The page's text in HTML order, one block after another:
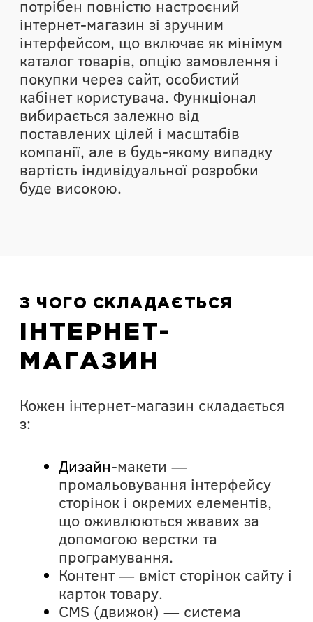
потрібен повністю настроєний
інтернет-магазин зі зручним
інтерфейсом, що включає як мінімум
каталог товарів, опцію замовлення і
покупки через сайт, особистий
кабінет користувача. Функціонал
вибирається залежно від
поставлених цілей і масштабів
компанії, але в будь-якому випадку
вартість індивідуальної розробки
буде високою.
З ЧОГО СКЛАДАЄТЬСЯ
ІНТЕРНЕТ-
МАГАЗИН
Кожен інтернет-магазин складається
з:
Дизайн-макети —
промальовування інтерфейсу
сторінок і окремих елементів,
що оживлюються жвавих за
допомогою верстки та
програмування.
Контент — вміст сторінок сайту і
карток товару.
CMS (движок) — система